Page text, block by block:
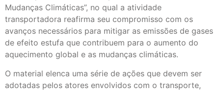
Mudanças Climáticas”, no qual a atividade
transportadora reafirma seu compromisso com os
avanços necessários para mitigar as emissões de gases
de efeito estufa que contribuem para o aumento do
aquecimento global e as mudanças climáticas.
O material elenca uma série de ações que devem ser
adotadas pelos atores envolvidos com o transporte,